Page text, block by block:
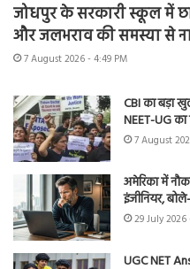
जोधपुर के सरकारी स्कूल में
और जलभराव की समस्या से
7 August 2026 - 4:49 PM
CBI का बड़ा
NEET-UG
7 August
अमेरिका में
इंजीनियर,
29 July 2026
UGC NET